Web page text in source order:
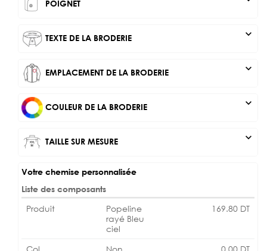
POIGNET
TEXTE DE LA BRODERIE expand_more
EMPLACEMENT DE LA BRODERIE expand_more
COULEUR DE LA BRODERIE expand_more
TAILLE SUR MESURE expand_more
Votre chemise personnalisée
Liste des composants
Produit
Popeline
rayé Bleu
ciel
169.80 DT